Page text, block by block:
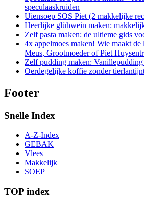
speculaaskruiden
Uiensoep SOS Piet (2 makkelijke
Heerlijke glühwein maken:
Zelf pasta maken: de ultieme gids
4x appelmoes maken! Wie maakt de
Meus, Grootmoeder of Piet
Zelf pudding maken:
Oerdegelijke koffie zonder
Footer
Snelle Index
A-Z-Index
GEBAK
Vlees
Makkelijk
SOEP
TOP index